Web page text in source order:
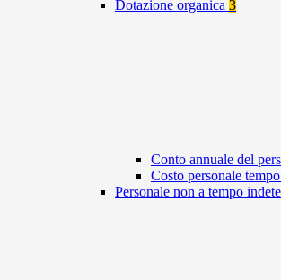
Dotazione organica 3
Conto annuale del
Costo personale
Personale non a tempo